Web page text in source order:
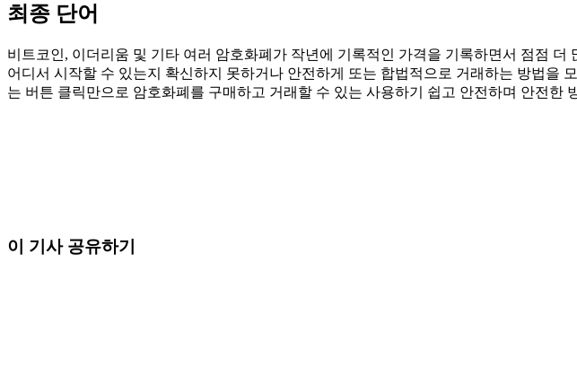
최종 단어
비트코인, 이더리움 및 기타 여러 암호화폐가 작년에 기록적인 가격을 기록하면서 점점
어디서 시작할 수 있는지 확신하지 못하거나 안전하게 또는 합법적으로 거래하는 방법을
는 버튼 클릭만으로 암호화폐를 구매하고 거래할 수 있는 사용하기 쉽고 안전하며 안전한
이 기사 공유하기